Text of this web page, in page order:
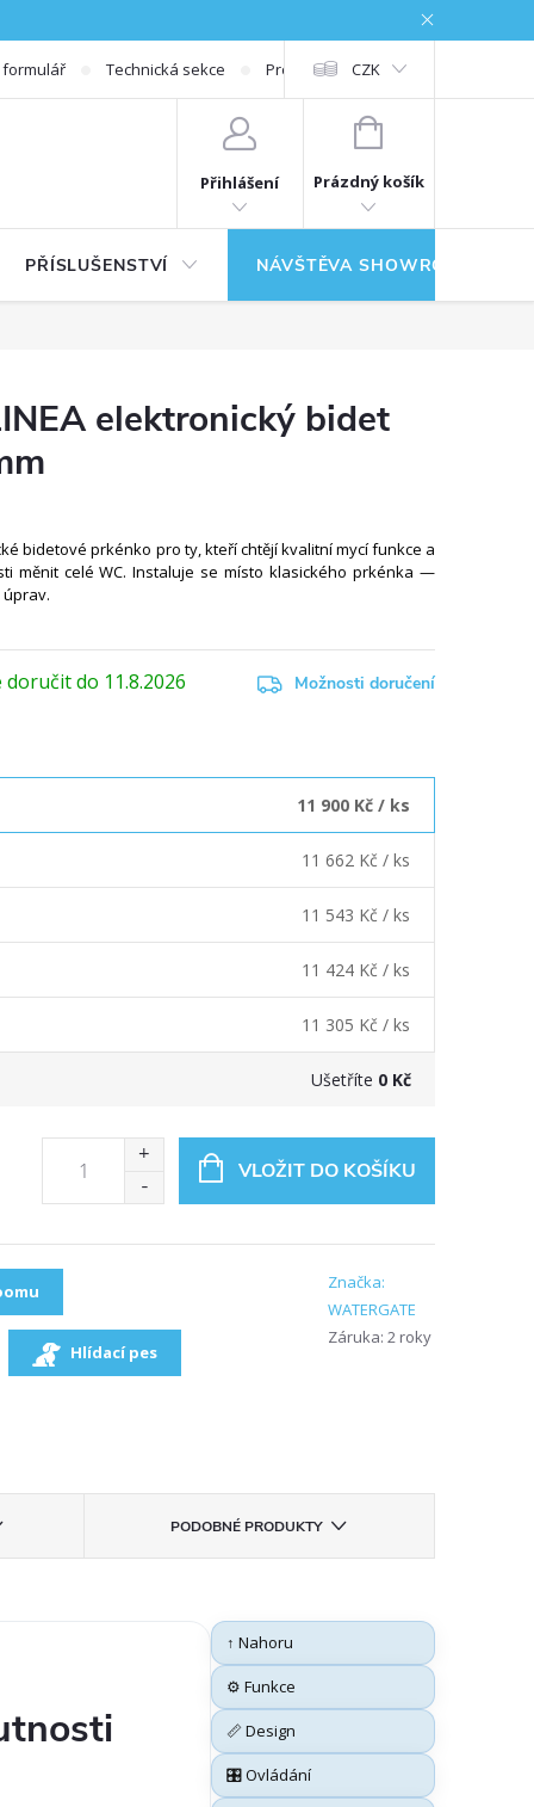
formulář Technická sekce Prodloužená záruka
CZK
Přihlášení
NÁKUPNÍ KOŠÍK
Prázdný košík
PŘÍSLUŠENSTVÍ NÁVŠTĚVA SHOWROOMU
elektronický bidet
bidetové prkénko pro ty, kteří chtějí kvalitní mycí funkce a
měnit celé WC. Instaluje se místo klasického prkénka —
11.8.2026 Možnosti doručení
11 900 Kč / ks
11 662 Kč / ks
11 543 Kč / ks
11 424 Kč / ks
11 305 Kč / ks
Ušetříte 0 Kč
VLOŽIT DO KOŠÍKU
Hlídací pes
Značka:
WATERGATE
Záruka: 2 roky
PODOBNÉ PRODUKTY
↑ Nahoru
⚙️ Funkce
📏 Design
🎛️ Ovládání